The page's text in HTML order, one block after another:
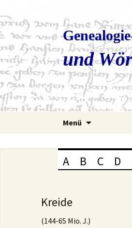
und
Menü
A B C D
Kreide
(144-65 Mio. J.)